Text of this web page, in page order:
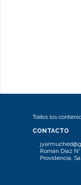
Todos los
CONTACTO
Román Díaz
Providencia,